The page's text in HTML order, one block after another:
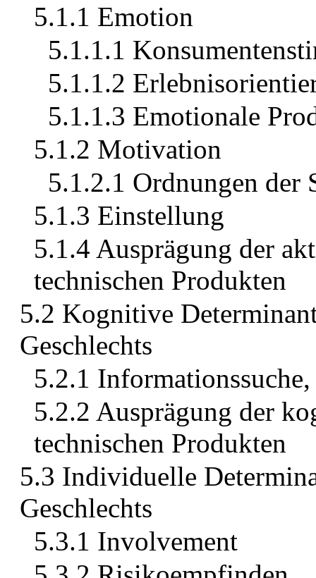
5.1.1 Emotion
5.1.1.1
5.1.1.2
5.1.1.3 Emotionale
5.1.2 Motivation
5.1.2.1 Ordnungen der
5.1.3 Einstellung
5.1.4 Ausprägung der
technischen Produkten
5.2 Kognitive
Geschlechts
5.2.1
5.2.2 Ausprägung der
technischen Produkten
5.3 Individuelle
Geschlechts
5.3.1 Involvement